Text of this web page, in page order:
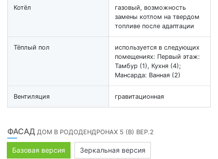
Котёл
газовый, возможность
замены котлом на твердом
топливе после адаптации
Тёплый пол
используется в следующих
помещениях: Первый этаж:
Тамбур (1), Кухня (4);
Мансарда: Ванная (2)
Вентиляция гравитационная
ФАСАД ДОМ В РОДОДЕНДРОНАХ 5 (В) ВЕР.2
Базовая версия Зеркальная версия